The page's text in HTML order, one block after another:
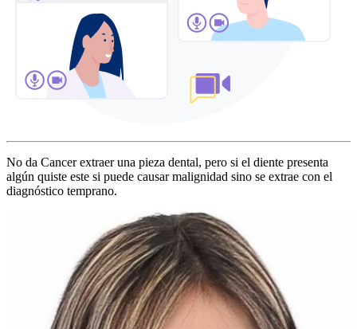
No da Cancer extraer una pieza dental, pero si el diente presenta
algún quiste este si puede causar malignidad sino se extrae con el
diagnóstico temprano.